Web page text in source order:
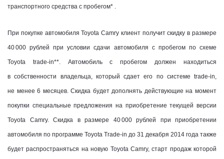
транспортного средства с пробегом* .
При покупке автомобиля Toyota Camry клиент получит скидку в размере
40 000 рублей при условии сдачи автомобиля с пробегом по схеме
Toyota trade-in**. Автомобиль с пробегом должен находиться
в собственности владельца, который сдает его по системе trade-in,
не менее 6 месяцев. Скидка будет дополнять действующие на момент
покупки специальные предложения на приобретение текущей версии
Toyota Camry. Скидка в размере 40 000 рублей при приобретении
автомобиля по программе Toyota Trade-in до 31 декабря 2014 года также
будет распространяться на новую Toyota Camry, старт продаж которой